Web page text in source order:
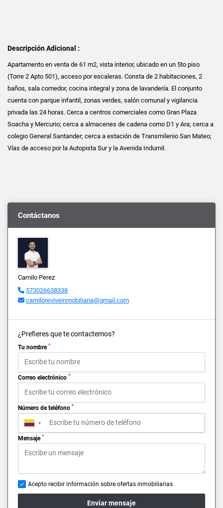
Descripción Adicional :
Apartamento en venta de 61 m2, vista interior, ubicado en un 5to piso
(Torre 2 Apto 501), acceso por escaleras. Consta de 2 habitaciones, 2
baños, sala comedor, cocina integral y zona de lavandería. El conjunto
cuenta con parque infantil, zonas verdes, salón comunal y vigilancia
privada las 24 horas. Cerca a centros comerciales como Gran Plaza
Soacha y Mercurio; cerca a almacenes de cadena como D1 y Ara; cerca a
colegio General Santander; cerca a estación de Transmilenio San Mateo;
Vías de acceso por la Autopista Sur y la Avenida Indumil.
Contáctanos
Camilo Perez
573026638338
camiloreviveinmobiliaria@gmail.com
¿Prefieres que te contactemos?
Tu nombre *
Correo electrónico *
Número de teléfono *
▼
Mensaje *
Acepto recibir información sobre ofertas inmobiliarias
Enviar mensaje